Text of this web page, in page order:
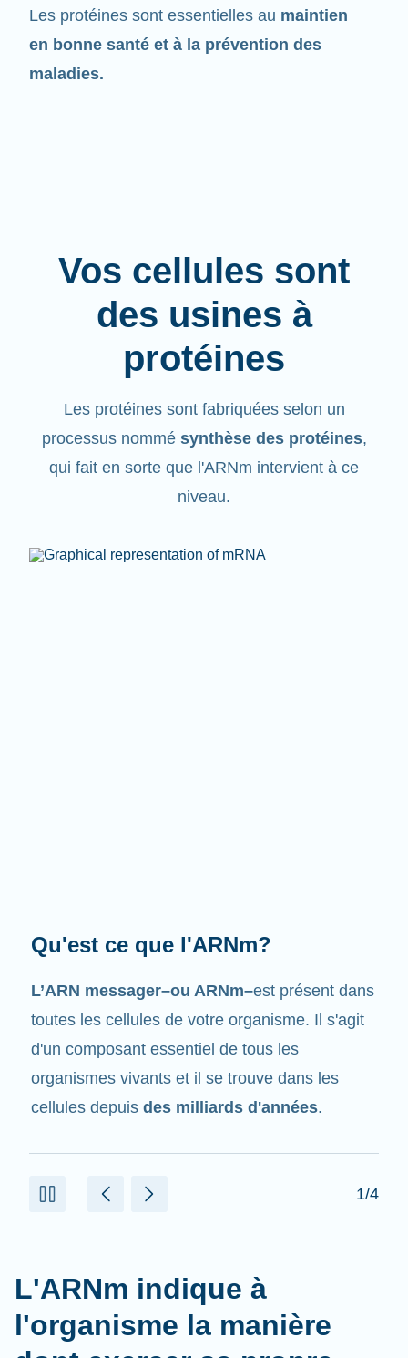
Les protéines sont essentielles au maintien
en bonne santé et à la prévention des
maladies.
Vos cellules sont
des usines à
protéines
Les protéines sont fabriquées selon un
processus nommé synthèse des protéines,
qui fait en sorte que l'ARNm intervient à ce
niveau.
Que fait-il?
Tout comme son nom l'indique, l'ARNm est un
messager. Il interagit avec d'autres
composants dans les cellules qui aident à créer
des protéines.
l'organisme la manière
dont exercer sa propre